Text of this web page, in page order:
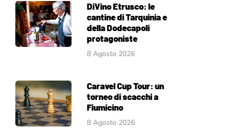
DiVino Etrusco: le
cantine di Tarquinia e
della Dodecapoli
protagoniste
8 Agosto 2026
Caravel Cup Tour: un
torneo di scacchi a
Fiumicino
8 Agosto 2026